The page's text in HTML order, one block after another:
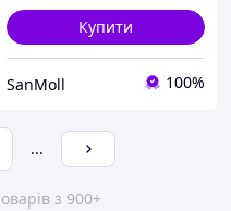
Купити
SanMoll 100%
...
з 900+